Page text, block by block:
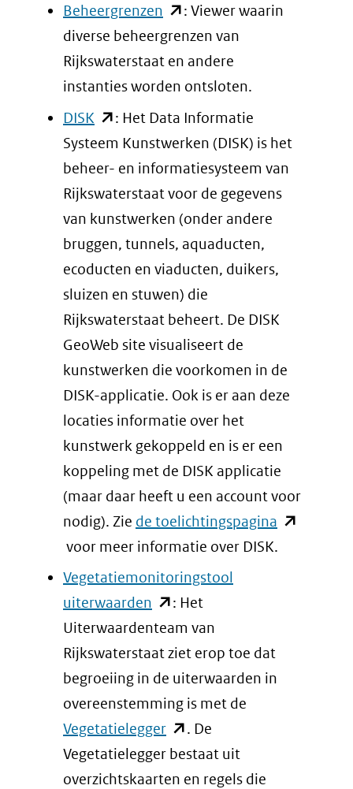
andere
website)
(verwijst
naar
een
andere
website)
Beheergrenzen (opent
in
nieuw
venster)
(verwijst
naar
een
andere
website)
: Viewer waarin
diverse beheergrenzen van
Rijkswaterstaat en andere
instanties worden ontsloten.
DISK (opent
in
nieuw
venster)
(verwijst
naar
een
andere
website)
: Het Data Informatie
Systeem Kunstwerken (DISK) is het
beheer- en informatiesysteem van
Rijkswaterstaat voor de gegevens
van kunstwerken (onder andere
bruggen, tunnels, aquaducten,
ecoducten en viaducten, duikers,
sluizen en stuwen) die
Rijkswaterstaat beheert. De DISK
GeoWeb site visualiseert de
kunstwerken die voorkomen in de
DISK-applicatie. Ook is er aan deze
locaties informatie over het
kunstwerk gekoppeld en is er een
koppeling met de DISK applicatie
(maar daar heeft u een account voor
nodig). Zie de toelichtingspagina (opent
voor meer informatie over DISK.
Vegetatiemonitoringstool
uiterwaarden (opent
in
nieuw
venster)
(verwijst
naar
een
andere
: Het
Uiterwaardenteam van
Rijkswaterstaat ziet erop toe dat
begroeiing in de uiterwaarden in
overeenstemming is met de
Vegetatielegger(opent
in
nieuw
. De
Vegetatielegger bestaat uit
overzichtskaarten en regels die